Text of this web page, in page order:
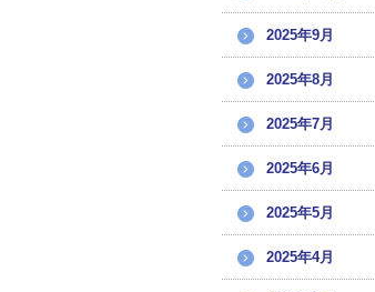
2025年9月
2025年8月
2025年7月
2025年6月
2025年5月
2025年4月